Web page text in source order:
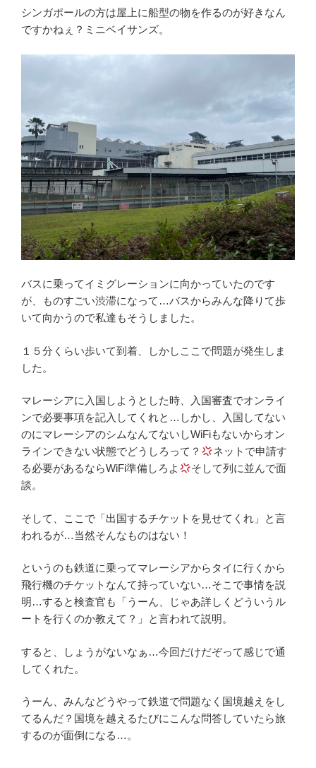
シンガポールの方は屋上に船型の物を作るのが好きなん
ですかねぇ？ミニベイサンズ。
バスに乗ってイミグレーションに向かっていたのです
が、ものすごい渋滞になって…バスからみんな降りて歩
いて向かうので私達もそうしました。
１５分くらい歩いて到着、しかしここで問題が発生しま
した。
マレーシアに入国しようとした時、入国審査でオンライ
ンで必要事項を記入してくれと…しかし、入国してない
のにマレーシアのシムなんてないしWiFiもないからオン
ラインできない状態でどうしろって？
ネットで申請す
る必要があるならWiFi準備しろよ
そして列に並んで面
談。
そして、ここで「出国するチケットを見せてくれ」と言
われるが…当然そんなものはない！
というのも鉄道に乗ってマレーシアからタイに行くから
飛行機のチケットなんて持っていない…そこで事情を説
明…すると検査官も「うーん、じゃあ詳しくどういうル
ートを行くのか教えて？」と言われて説明。
すると、しょうがないなぁ…今回だけだぞって感じで通
してくれた。
うーん、みんなどうやって鉄道で問題なく国境越えをし
てるんだ？国境を越えるたびにこんな問答していたら旅
するのが面倒になる…。